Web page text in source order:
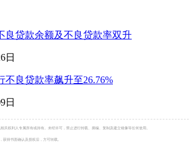
良贷款余额及不良贷款率双升
日
不良贷款率飙升至26.76%
日
关权利人专属所有或持有。未经许可，禁止进行转载、摘编、复制及建立镜像等任何使用。
，获得书面确认及授权后，方可转载。